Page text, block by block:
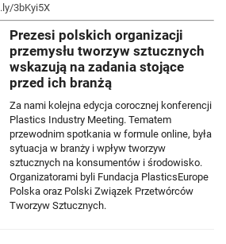
3bKyi5X
Prezesi polskich organizacji
przemysłu tworzyw sztucznych
wskazują na zadania stojące
przed ich branżą
Za nami kolejna edycja corocznej konferencji
Plastics Industry Meeting. Tematem
przewodnim spotkania w formule online, była
sytuacja w branży i wpływ tworzyw
sztucznych na konsumentów i środowisko.
Organizatorami byli Fundacja PlasticsEurope
Polska oraz Polski Związek Przetwórców
Tworzyw Sztucznych.